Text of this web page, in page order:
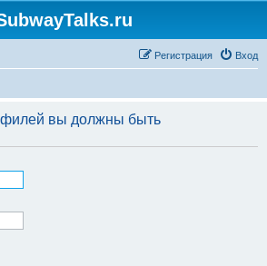
Вход
Регистрация
вы должны быть